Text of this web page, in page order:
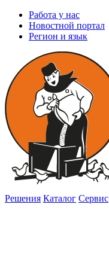
Работа у нас
Новостной портал
Регион и язык
Решения Каталог Сервис